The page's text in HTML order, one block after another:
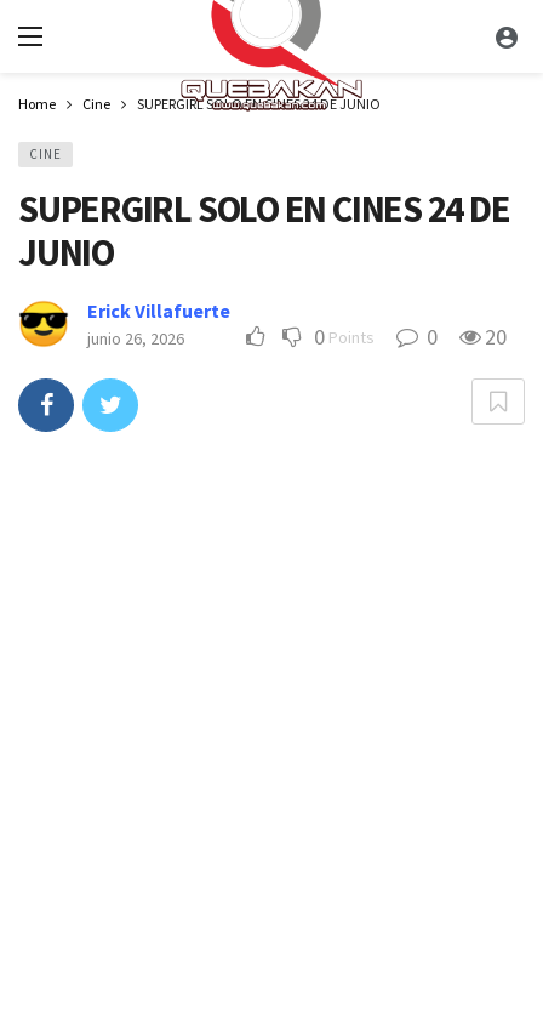
Home Cine SUPERGIRL SOLO EN CINES 24 DE JUNIO
CINE
SUPERGIRL SOLO EN CINES 24 DE
JUNIO
Erick Villafuerte
junio 26, 2026 0 Points 0 20